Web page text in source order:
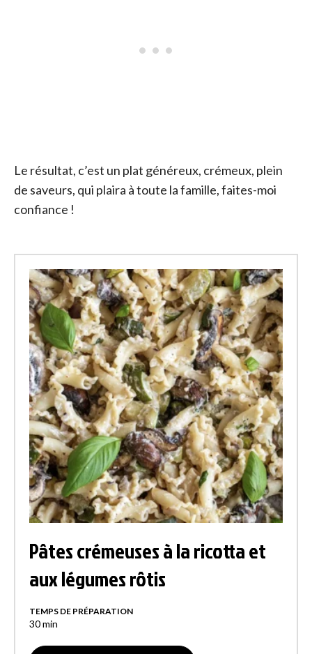
Le résultat, c’est un plat généreux, crémeux, plein
de saveurs, qui plaira à toute la famille, faites-moi
confiance !
Pâtes crémeuses à la ricotta et
aux légumes rôtis
TEMPS DE PRÉPARATION
30min